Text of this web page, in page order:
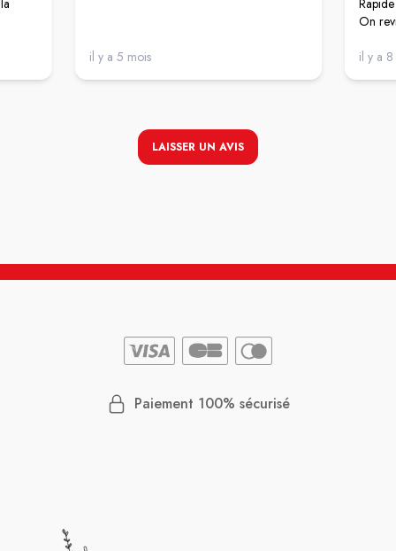
il y a 5 mois
On
il y a
LAISSER UN AVIS
Paiement 100% sécurisé